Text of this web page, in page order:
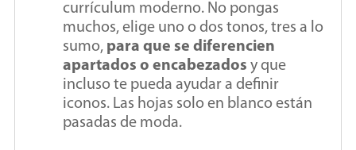
currículum moderno. No pongas
muchos, elige uno o dos tonos, tres a lo
sumo, para que se diferencien
apartados o encabezados y que
incluso te pueda ayudar a definir
iconos. Las hojas solo en blanco están
pasadas de moda.